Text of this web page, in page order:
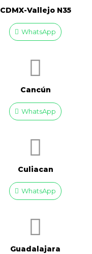
CDMX-Vallejo N35
WhatsApp
Cancún
WhatsApp
Culiacan
WhatsApp
Guadalajara